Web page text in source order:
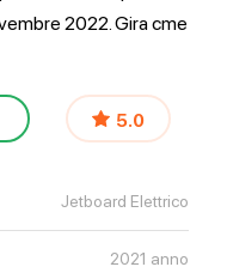
2022. Gira cme
5.0
Jetboard Elettrico
2021 anno